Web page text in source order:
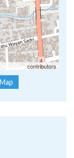
contributors